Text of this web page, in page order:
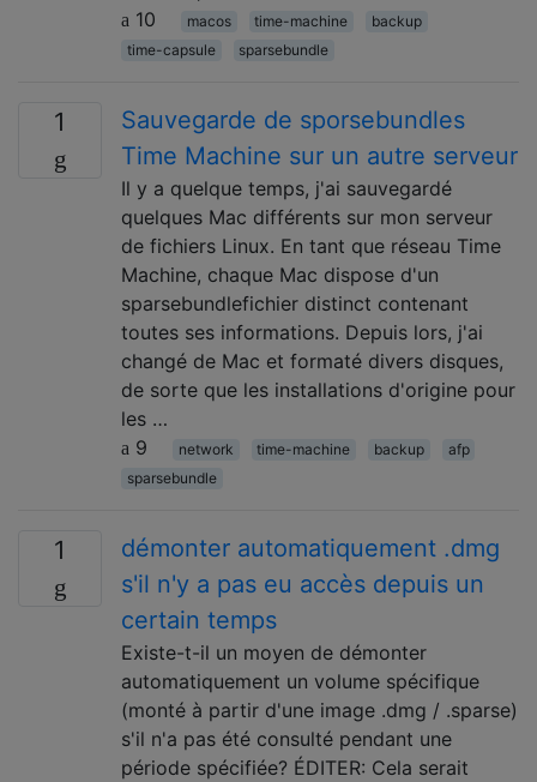
10
macos time-machine
backup
time-capsule
sparsebundle
1
Sauvegarde de sporsebundles
Time Machine sur un autre serveur
Il y a quelque temps, j'ai sauvegardé
quelques Mac différents sur mon serveur
de fichiers Linux. En tant que réseau Time
Machine, chaque Mac dispose d'un
sparsebundlefichier distinct contenant
toutes ses informations. Depuis lors, j'ai
changé de Mac et formaté divers disques,
de sorte que les installations d'origine pour
les …
9
network time-machine backup
afp
sparsebundle
1
démonter automatiquement .dmg
s'il n'y a pas eu accès depuis un
certain temps
Existe-t-il un moyen de démonter
automatiquement un volume spécifique
(monté à partir d'une image .dmg / .sparse)
s'il n'a pas été consulté pendant une
période spécifiée? ÉDITER: Cela serait